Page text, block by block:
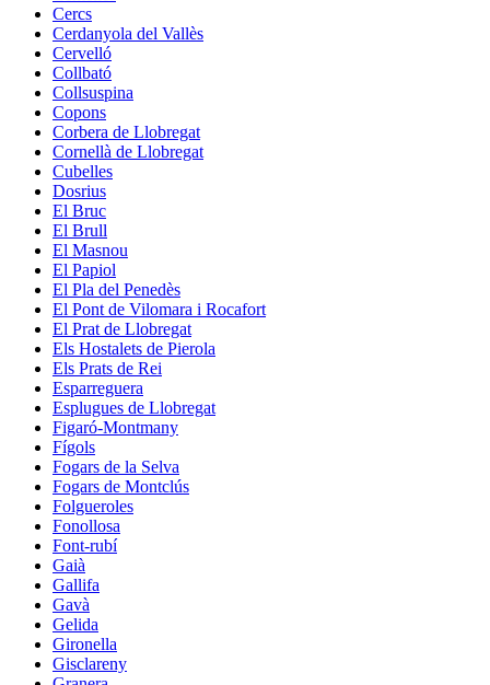
Cercs
Cerdanyola del Vallès
Cervelló
Collbató
Collsuspina
Copons
Corbera de Llobregat
Cornellà de Llobregat
Cubelles
Dosrius
El Bruc
El Brull
El Masnou
El Papiol
El Pla del Penedès
El Pont de Vilomara i Rocafort
El Prat de Llobregat
Els Hostalets de Pierola
Els Prats de Rei
Esparreguera
Esplugues de Llobregat
Figaró-Montmany
Fígols
Fogars de la Selva
Fogars de Montclús
Folgueroles
Fonollosa
Font-rubí
Gaià
Gallifa
Gavà
Gelida
Gironella
Gisclareny